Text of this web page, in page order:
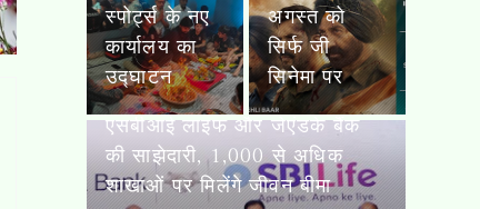
अगस्त को
सिर्फ जी
सिनेमा पर
शाखाओं पर
मिलेंगे जीवन
बीमा समाधान
स्तनपान शिशु के लिए अमृत, जन्म
के पहले घंटे में कराएं शुरुआत :